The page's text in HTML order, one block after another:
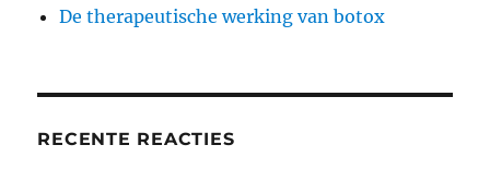
De therapeutische werking van botox
RECENTE REACTIES